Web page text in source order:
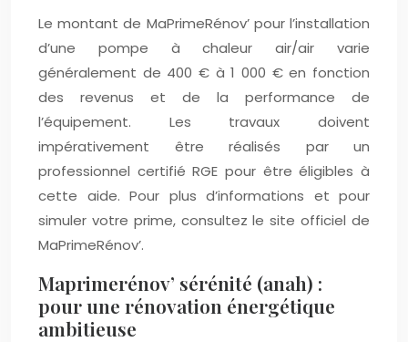
Le montant de MaPrimeRénov’ pour l’installation
d’une pompe à chaleur air/air varie
généralement de 400 € à 1 000 € en fonction
des revenus et de la performance de
l’équipement. Les travaux doivent
impérativement être réalisés par un
professionnel certifié RGE pour être éligibles à
cette aide. Pour plus d’informations et pour
simuler votre prime, consultez le site officiel de
MaPrimeRénov’.
Maprimerénov’ sérénité (anah) :
pour une rénovation énergétique
ambitieuse